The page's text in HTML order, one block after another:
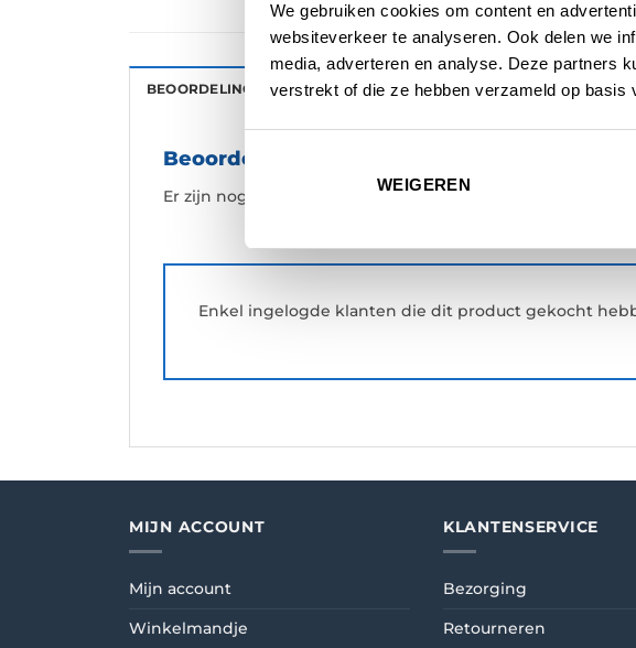
We gebruiken cookies om content en
websiteverkeer te analyseren. Ook delen we
media, adverteren en analyse. Deze partners
verstrekt of die ze hebben verzameld op basis
WEIGEREN
BEOORDELINGEN (0)
Beoordelingen
Er zijn nog geen beoordelingen.
Enkel ingelogde klanten die dit product gekocht
MIJN ACCOUNT
Mijn account
Winkelmandje
KLANTENSERVICE
Bezorging
Retourneren